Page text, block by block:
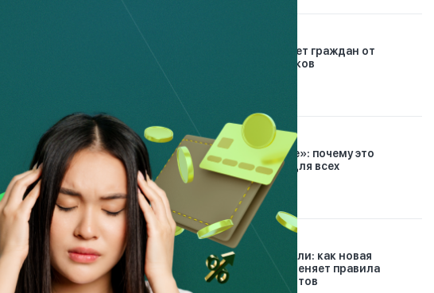
и
личных
ключевых
в том
Skills
Как Казахстан защищает граждан от
финансовых мошенников
7.08.2026
«Заплати сначала себе»: почему это
правило работает не для всех
26.07.2026
Конец долговой спирали: как новая
платформа Finkelisim меняет правила
урегулирования кредитов